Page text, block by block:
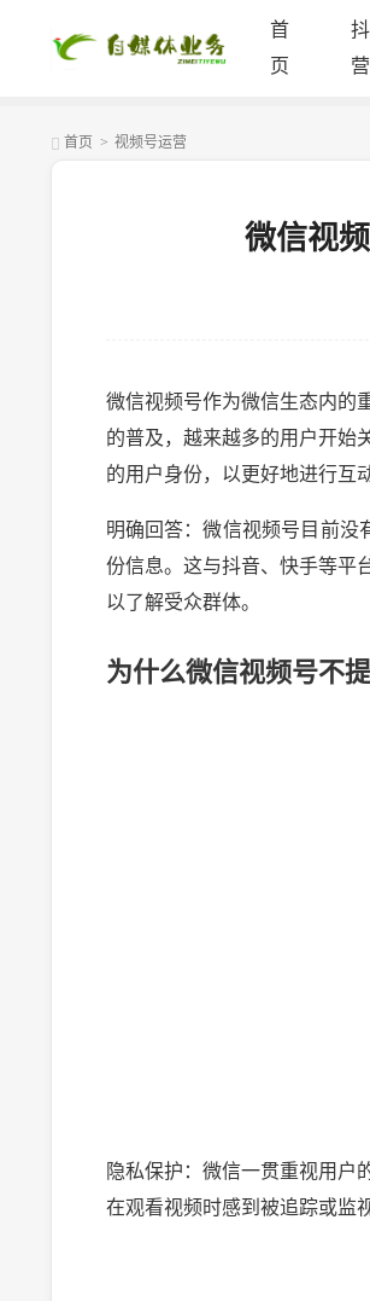
首
页
营
首页 > 视频号运营
微信视
微信视频号作为微信生态内的
的普及，越来越多的用户开始
的用户身份，以更好地进行互
明确回答：微信视频号目前没
份信息。这与抖音、快手等平
以了解受众群体。
为什么微信视频号不
隐私保护：微信一贯重视用户
在观看视频时感到被追踪或监